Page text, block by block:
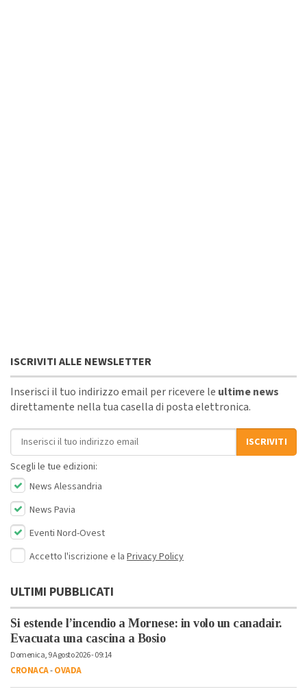
ISCRIVITI ALLE NEWSLETTER
Inserisci il tuo indirizzo email per ricevere le ultime news
direttamente nella tua casella di posta elettronica.
Indirizzo email
ISCRIVITI
Scegli le tue edizioni:
News Alessandria
News Pavia
Eventi Nord-Ovest
Accetto l'iscrizione e la Privacy Policy
ULTIMI PUBBLICATI
Si estende l’incendio a Mornese: in volo un canadair.
Evacuata una cascina a Bosio
Domenica, 9 Agosto 2026 - 09:14
CRONACA-OVADA